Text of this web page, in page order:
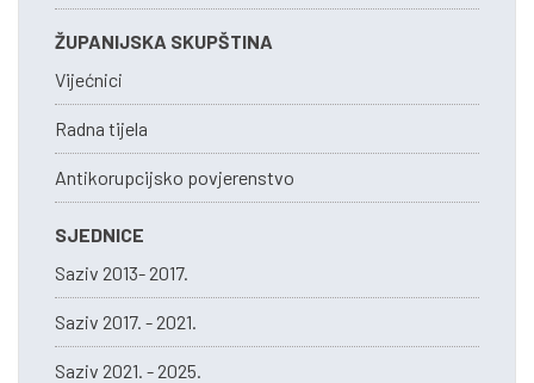
ŽUPANIJSKA SKUPŠTINA
Vijećnici
Radna tijela
Antikorupcijsko povjerenstvo
SJEDNICE
Saziv 2013- 2017.
Saziv 2017. - 2021.
Saziv 2021. - 2025.